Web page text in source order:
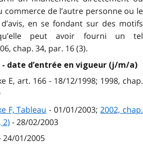
commerce de l’autre personne ou le
en se fondant sur des motifs
peut avoir fourni un tel
chap. 34, par. 16 (3).
date d’entrée en vigueur (j/m/a)
E, art. 166 - 18/12/1998; 1998, chap.
F, Tableau - 01/01/2003;2002, chap.
2) - 28/02/2003
24/01/2005